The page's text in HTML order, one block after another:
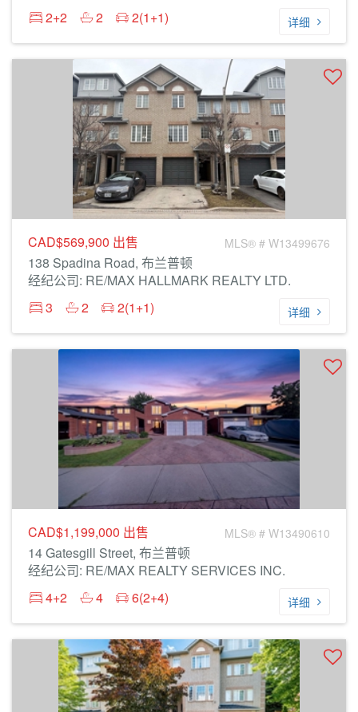
2+2
2 2(1+1) 详细
CAD$569,900 出售 MLS® # W13499676
138 Spadina Road, 布兰普顿
经纪公司: RE/MAX HALLMARK REALTY LTD.
3
2 2(1+1) 详细
CAD$1,199,000 出售 MLS® # W13490610
14 Gatesgill Street, 布兰普顿
经纪公司: RE/MAX REALTY SERVICES INC.
4+2
4 6(2+4) 详细